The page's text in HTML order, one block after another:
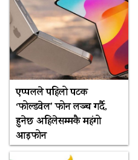
एप्पलले पहिलो पटक
‘फोल्डवेल’ फोन लञ्च गर्दै,
हुनेछ अहिलेसम्मकै महंगो
आइफोन